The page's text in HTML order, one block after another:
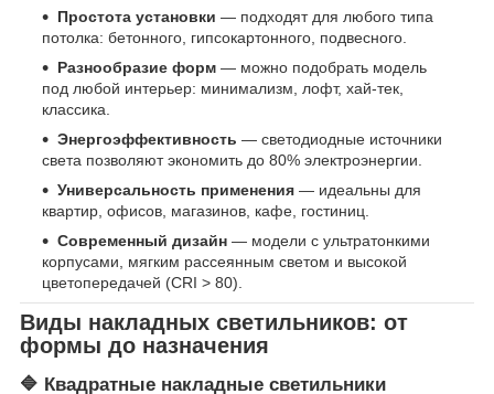
Простота установки — подходят для любого типа
потолка: бетонного, гипсокартонного, подвесного.
Разнообразие форм — можно подобрать модель
под любой интерьер: минимализм, лофт, хай-тек,
классика.
Энергоэффективность — светодиодные источники
света позволяют экономить до 80% электроэнергии.
Универсальность применения — идеальны для
квартир, офисов, магазинов, кафе, гостиниц.
Современный дизайн — модели с ультратонкими
корпусами, мягким рассеянным светом и высокой
цветопередачей (CRI > 80).
Виды накладных светильников: от
формы до назначения
🔷 Квадратные накладные светильники